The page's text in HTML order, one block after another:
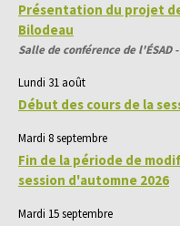
Présentation du projet
Bilodeau
Salle de conférence de l'ÉSAD -
Lundi 31 août
Début des cours de la
Mardi 8 septembre
Fin de la période de
session d'automne 2026
Mardi 15 septembre